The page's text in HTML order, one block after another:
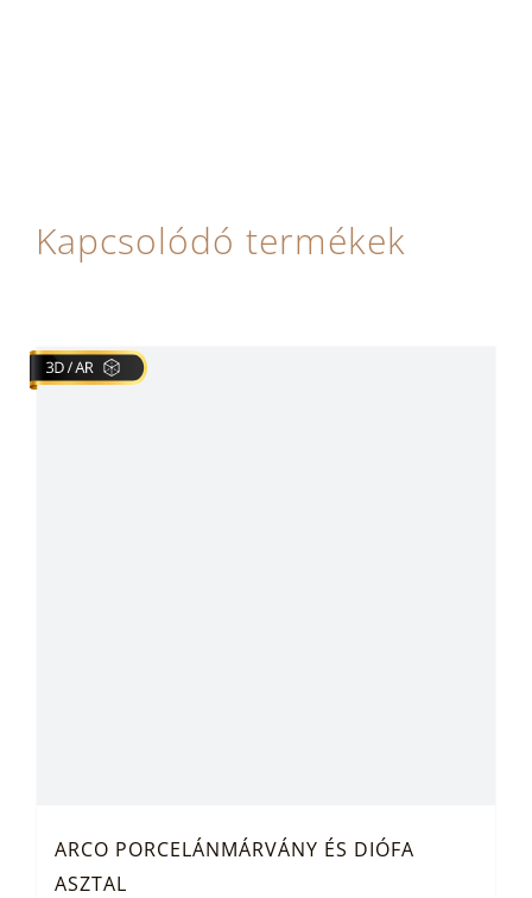
Kapcsolódó termékek
ARCO PORCELÁNMÁRVÁNY ÉS DIÓFA
ASZTAL